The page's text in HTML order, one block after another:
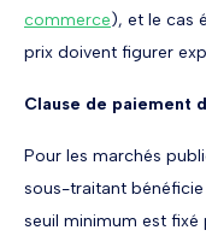
commerce), et le cas
prix doivent figurer
Clause de paiement
Pour les marchés
sous-traitant
seuil minimum est